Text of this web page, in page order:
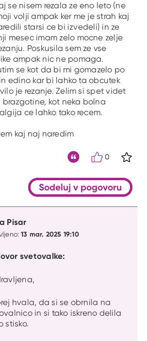
se nisem rezala ze eno leto (ne
volji ampak ker me je strah kaj
starsi ce bi izvedeli) in ze
mesec imam zelo mocne zelje
Poskusila sem ze vse
ampak nic ne pomaga.
se kot da bi mi gomazelo po
edino kar bi lahko ta obcutek
je rezanje. Zelim si spet videt
brazgotine, kot neka bolna
ce lahko tako recem.
kaj naj naredim
0
Sodeluj v pogovoru
Pisar
13 mar. 2025 19:10
svetovalke:
hvala, da si se obrnila na
in si tako iskreno delila
stisko.